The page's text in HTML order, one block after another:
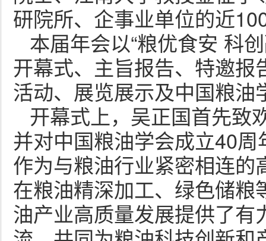
研院所、企事业单位的近
本届年会以“粮优食安 科
开幕式、主旨报告、特邀
活动、展览展示及中国粮
开幕式上，吴正国首先致
并对中国粮油学会成立40
作为与粮油行业紧密相连
在粮油精深加工、绿色储
油产业高质量发展提供了